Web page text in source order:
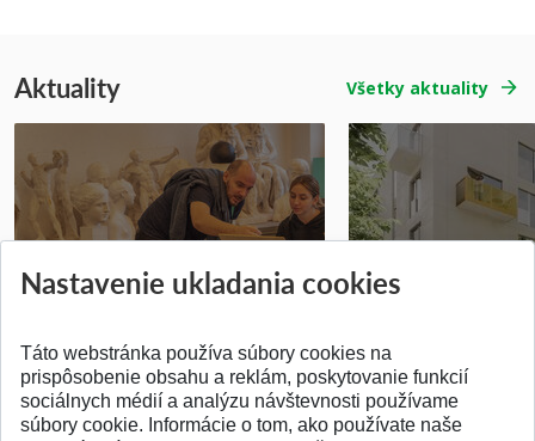
Aktuality Všetky aktuality
Pridané 14.07.2026 Pridané 03.07.2026
Nastavenie ukladania cookies
Táto webstránka používa súbory cookies na
prispôsobenie obsahu a reklám, poskytovanie funkcií
sociálnych médií a analýzu návštevnosti používame
súbory cookie. Informácie o tom, ako používate naše